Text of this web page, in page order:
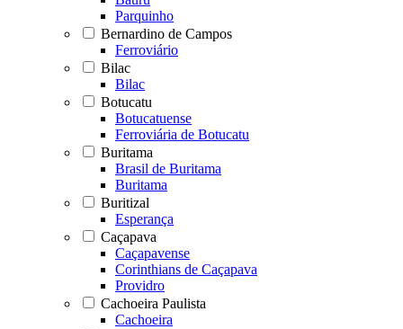
Parquinho
Bernardino de Campos
Ferroviário
Bilac
Bilac
Botucatu
Botucatuense
Ferroviária de Botucatu
Buritama
Brasil de Buritama
Buritama
Buritizal
Esperança
Caçapava
Caçapavense
Corinthians de Caçapava
Providro
Cachoeira Paulista
Cachoeira